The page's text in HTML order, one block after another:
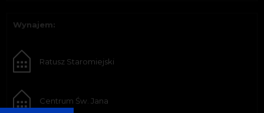
Wynajem:
Ratusz Staromiejski
Centrum Św. Jana